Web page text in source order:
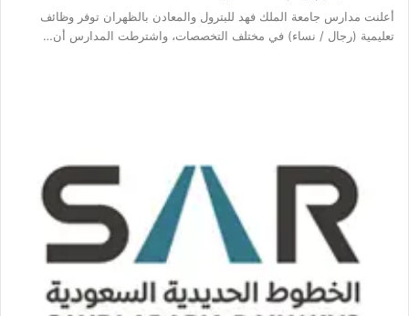
أعلنت مدارس جامعة الملك فهد للبترول والمعادن بالظهران توفر وظائف
تعليمية (رجال / نساء) في مختلف التخصصات، واشترطت المدارس أن…